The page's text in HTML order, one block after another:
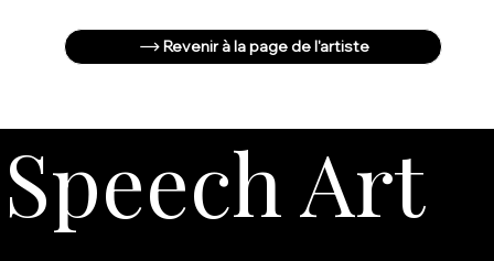
Revenir à la page de l'artiste
Speech Art